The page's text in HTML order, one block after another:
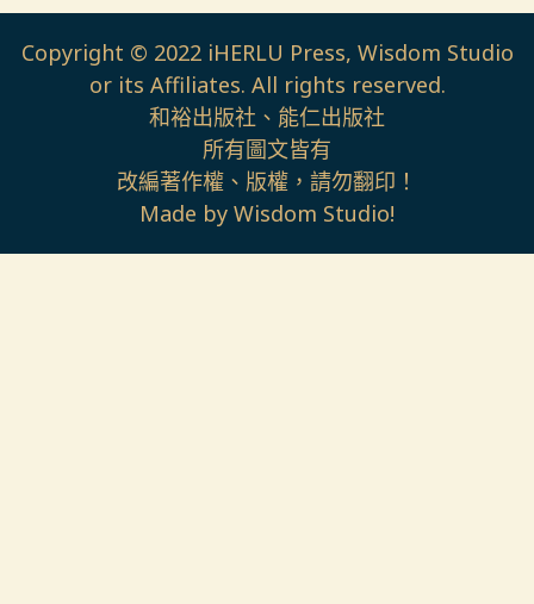
Copyright © 2022 iHERLU Press, Wisdom Studio
or its Affiliates. All rights reserved.
和裕出版社、能仁出版社
所有圖文皆有
改編著作權、版權，請勿翻印！
Made by Wisdom Studio!